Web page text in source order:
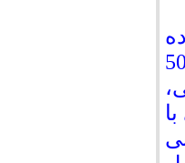
تبدیل مرودشت به یک شهر 500